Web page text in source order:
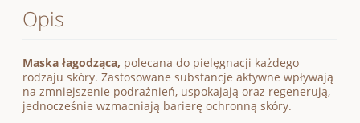
Opis
Maska łagodząca, polecana do pielęgnacji każdego
rodzaju skóry. Zastosowane substancje aktywne wpływają
na zmniejszenie podrażnień, uspokajają oraz regenerują,
jednocześnie wzmacniają barierę ochronną skóry.